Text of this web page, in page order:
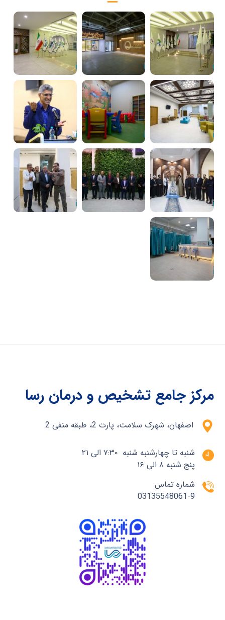
مرکز جامع تشخیص و درمان رسا
اصفهان، شهرک سلامت، پارت 2، طبقه منفی 2
شنبه تا چهارشنبه شنبه ۷:۳۰ الی ۲۱
پنج شنبه ۸ الی ۱۶
شماره تماس
03135548061-9